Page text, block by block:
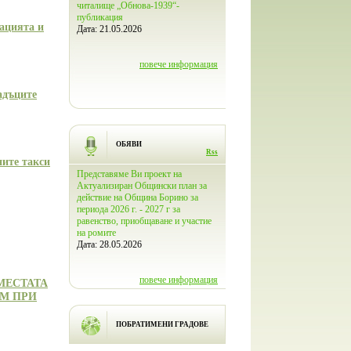
и
такси
ПРИ
читалище „Обнова-1939“-
публикация
Дата: 21.05.2026
повече информация
ОБЯВИ
Rss
информация
Представяме Ви проект на
Актуализиран Общински план за
действие на Община Борино за
периода 2026 г. - 2027 г за
равенство, приобщаване и участие
на ромите
Дата: 28.05.2026
повече информация
ПОБРАТИМЕНИ ГРАДОВЕ